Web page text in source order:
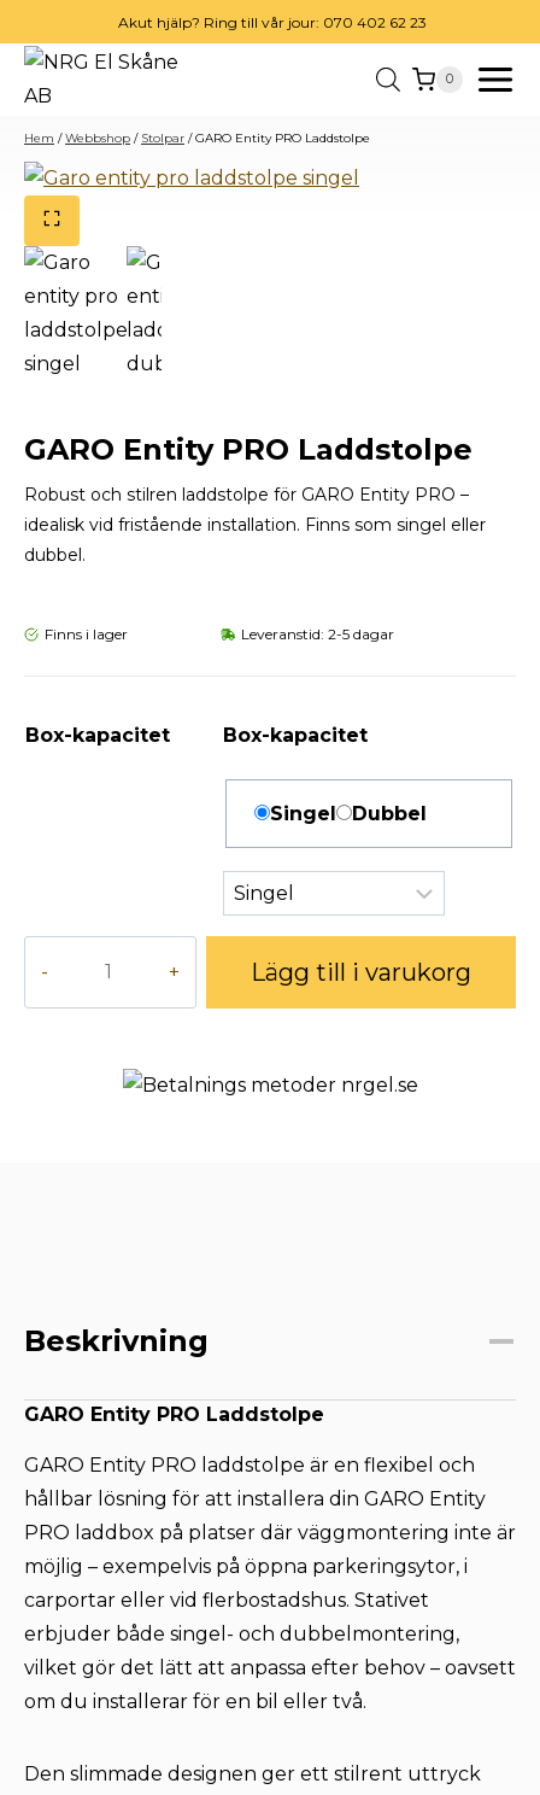
to
content
Akut hjälp? Ring till vår jour: 070 402 62 23
0
Hem / Webbshop / Stolpar / GARO Entity PRO Laddstolpe
GARO Entity PRO Laddstolpe
Robust och stilren laddstolpe för GARO Entity PRO –
idealisk vid fristående installation. Finns som singel eller
dubbel.
Finns i lager Leveranstid: 2-5 dagar
Box-kapacitet Box-kapacitet
Singel Dubbel
Lägg till i varukorg
Beskrivning
GARO Entity PRO Laddstolpe
GARO Entity PRO laddstolpe är en flexibel och
hållbar lösning för att installera din GARO Entity
PRO laddbox på platser där väggmontering inte är
möjlig – exempelvis på öppna parkeringsytor, i
carportar eller vid flerbostadshus. Stativet
erbjuder både singel- och dubbelmontering,
vilket gör det lätt att anpassa efter behov – oavsett
om du installerar för en bil eller två.
Den slimmade designen ger ett stilrent uttryck